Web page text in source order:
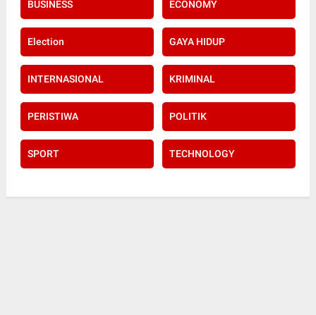
BUSINESS ECONOMY
Election GAYA HIDUP
INTERNASIONAL KRIMINAL
PERISTIWA POLITIK
SPORT TECHNOLOGY